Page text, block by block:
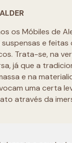
os Móbiles de
e feitas
Trata-se, na
já que a
e na
uma certa
através da